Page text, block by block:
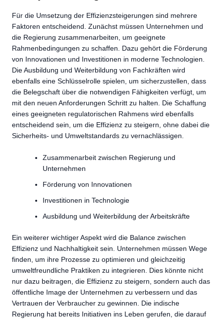
Für die Umsetzung der Effizienzsteigerungen sind mehrere
Faktoren entscheidend. Zunächst müssen Unternehmen und
die Regierung zusammenarbeiten, um geeignete
Rahmenbedingungen zu schaffen. Dazu gehört die Förderung
von Innovationen und Investitionen in moderne Technologien.
Die Ausbildung und Weiterbildung von Fachkräften wird
ebenfalls eine Schlüsselrolle spielen, um sicherzustellen, dass
die Belegschaft über die notwendigen Fähigkeiten verfügt, um
mit den neuen Anforderungen Schritt zu halten. Die Schaffung
eines geeigneten regulatorischen Rahmens wird ebenfalls
entscheidend sein, um die Effizienz zu steigern, ohne dabei die
Sicherheits- und Umweltstandards zu vernachlässigen.
Zusammenarbeit zwischen Regierung und
Unternehmen
Förderung von Innovationen
Investitionen in Technologie
Ausbildung und Weiterbildung der Arbeitskräfte
Ein weiterer wichtiger Aspekt wird die Balance zwischen
Effizienz und Nachhaltigkeit sein. Unternehmen müssen Wege
finden, um ihre Prozesse zu optimieren und gleichzeitig
umweltfreundliche Praktiken zu integrieren. Dies könnte nicht
nur dazu beitragen, die Effizienz zu steigern, sondern auch das
öffentliche Image der Unternehmen zu verbessern und das
Vertrauen der Verbraucher zu gewinnen. Die indische
Regierung hat bereits Initiativen ins Leben gerufen, die darauf